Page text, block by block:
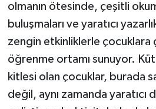
olmanın ötesinde, çeşitli
buluşmaları ve yaratıcı
zengin etkinliklerle çocuklara
öğrenme ortamı sunuyor.
kitlesi olan çocuklar, burada
değil, aynı zamanda yaratıcı